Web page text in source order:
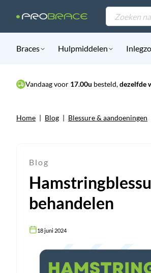
Products
search
Braces Hulpmiddelen
Vandaag voor 17.00u besteld,dezelfde
Home | Blog | Blessure & aandoeningen
Blog
behandelen
18 juni 2024